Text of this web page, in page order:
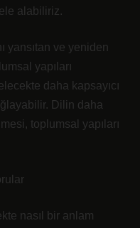
ele alabiliriz.
yansıtan ve yeniden
yapıları
daha kapsayıcı
Dilin daha
toplumsal yapıları
nasıl bir anlam